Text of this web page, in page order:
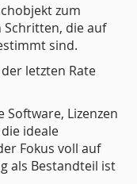
zum
Schritten, die auf
sind.
letzten Rate
Lizenzen
ideale
Fokus voll auf
als Bestandteil ist